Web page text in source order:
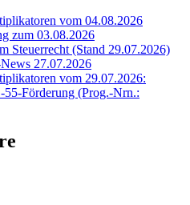
vom 04.08.2026
zum 03.08.2026
Steuerrecht (Stand 29.07.2026)
27.07.2026
vom 29.07.2026:
Förderung (Prog.-Nrn.: